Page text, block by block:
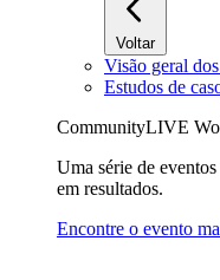
Voltar
Visão geral
Estudos de
CommunityLIVE
Uma série de
em resultados.
Encontre o evento